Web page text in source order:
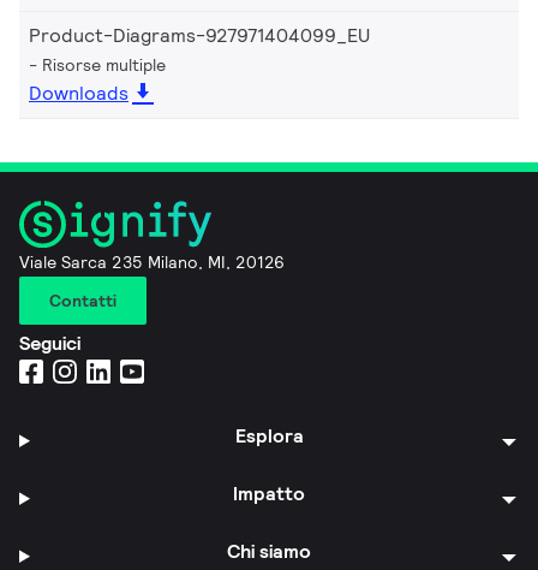
Product-Diagrams-927971404099_EU
Risorse multiple
Downloads
Viale Sarca 235 Milano, MI, 20126
Contatti
Seguici
Esplora
Impatto
Chi siamo